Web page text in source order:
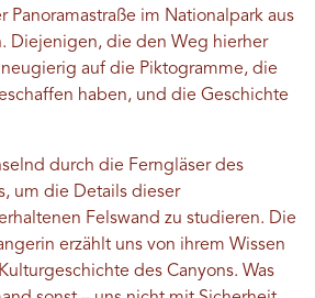
Panoramastraße im Nationalpark aus
Diejenigen, die den Weg hierher
auf die Piktogramme, die
haben, und die Geschichte
durch die Ferngläser des
um die Details dieser
Felswand zu studieren. Die
erzählt uns von ihrem Wissen
des Canyons. Was